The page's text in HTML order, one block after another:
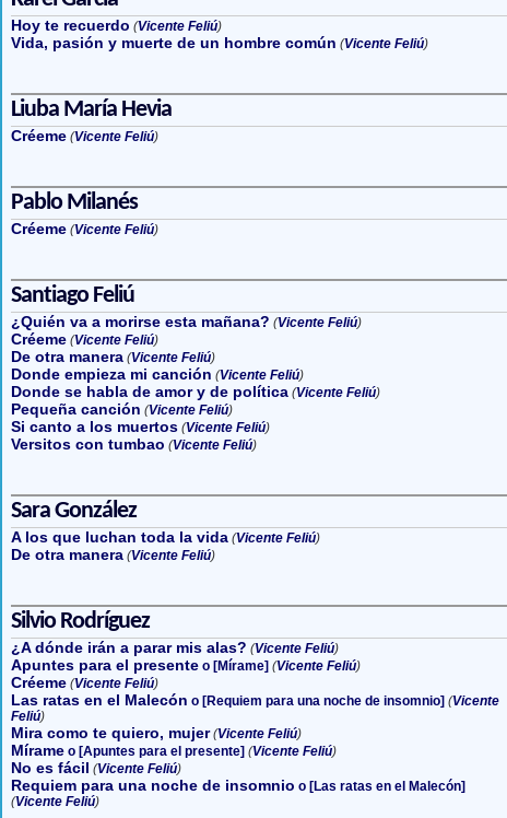
Hoy te recuerdo (Vicente Feliú)
Vida, pasión y muerte de un hombre común (Vicente Feliú)
Liuba María Hevia
Créeme (Vicente Feliú)
Pablo Milanés
Créeme (Vicente Feliú)
Santiago Feliú
¿Quién va a morirse esta mañana? (Vicente Feliú)
Créeme (Vicente Feliú)
De otra manera (Vicente Feliú)
Donde empieza mi canción (Vicente Feliú)
Donde se habla de amor y de política (Vicente Feliú)
Pequeña canción (Vicente Feliú)
Si canto a los muertos (Vicente Feliú)
Versitos con tumbao (Vicente Feliú)
Sara González
A los que luchan toda la vida (Vicente Feliú)
De otra manera (Vicente Feliú)
Silvio Rodríguez
¿A dónde irán a parar mis alas? (Vicente Feliú)
Apuntes para el presenteo [Mírame] (Vicente Feliú)
Créeme (Vicente Feliú)
Las ratas en el Malecón o [Requiem para una noche de insomnio] (Vicente
Feliú)
Mira como te quiero, mujer (Vicente Feliú)
Mírameo [Apuntes para el presente] (Vicente Feliú)
No es fácil (Vicente Feliú)
Requiem para una noche de insomnio o [Las ratas en el Malecón]
(Vicente Feliú)